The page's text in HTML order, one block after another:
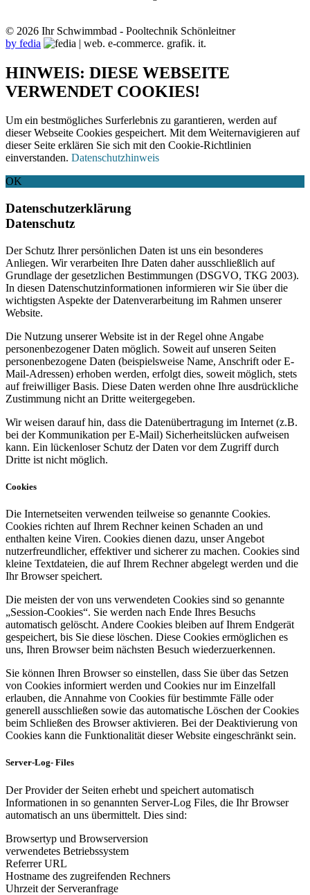
© 2026 Ihr Schwimmbad - Pooltechnik Schönleitner
by fedia
HINWEIS: DIESE WEBSEITE
VERWENDET COOKIES!
Um ein bestmögliches Surferlebnis zu garantieren, werden auf
dieser Webseite Cookies gespeichert. Mit dem Weiternavigieren auf
dieser Seite erklären Sie sich mit den Cookie-Richtlinien
einverstanden. Datenschutzhinweis
OK
Datenschutzerklärung
Datenschutz
Der Schutz Ihrer persönlichen Daten ist uns ein besonderes
Anliegen. Wir verarbeiten Ihre Daten daher ausschließlich auf
Grundlage der gesetzlichen Bestimmungen (DSGVO, TKG 2003).
In diesen Datenschutzinformationen informieren wir Sie über die
wichtigsten Aspekte der Datenverarbeitung im Rahmen unserer
Website.
Die Nutzung unserer Website ist in der Regel ohne Angabe
personenbezogener Daten möglich. Soweit auf unseren Seiten
personenbezogene Daten (beispielsweise Name, Anschrift oder E-
Mail-Adressen) erhoben werden, erfolgt dies, soweit möglich, stets
auf freiwilliger Basis. Diese Daten werden ohne Ihre ausdrückliche
Zustimmung nicht an Dritte weitergegeben.
Wir weisen darauf hin, dass die Datenübertragung im Internet (z.B.
bei der Kommunikation per E-Mail) Sicherheitslücken aufweisen
kann. Ein lückenloser Schutz der Daten vor dem Zugriff durch
Dritte ist nicht möglich.
Cookies
Die Internetseiten verwenden teilweise so genannte Cookies.
Cookies richten auf Ihrem Rechner keinen Schaden an und
enthalten keine Viren. Cookies dienen dazu, unser Angebot
nutzerfreundlicher, effektiver und sicherer zu machen. Cookies sind
kleine Textdateien, die auf Ihrem Rechner abgelegt werden und die
Ihr Browser speichert.
Die meisten der von uns verwendeten Cookies sind so genannte
„Session-Cookies“. Sie werden nach Ende Ihres Besuchs
automatisch gelöscht. Andere Cookies bleiben auf Ihrem Endgerät
gespeichert, bis Sie diese löschen. Diese Cookies ermöglichen es
uns, Ihren Browser beim nächsten Besuch wiederzuerkennen.
Sie können Ihren Browser so einstellen, dass Sie über das Setzen
von Cookies informiert werden und Cookies nur im Einzelfall
erlauben, die Annahme von Cookies für bestimmte Fälle oder
generell ausschließen sowie das automatische Löschen der Cookies
beim Schließen des Browser aktivieren. Bei der Deaktivierung von
Cookies kann die Funktionalität dieser Website eingeschränkt sein.
Server-Log- Files
Der Provider der Seiten erhebt und speichert automatisch
Informationen in so genannten Server-Log Files, die Ihr Browser
automatisch an uns übermittelt. Dies sind:
Browsertyp und Browserversion
verwendetes Betriebssystem
Referrer URL
Hostname des zugreifenden Rechners
Uhrzeit der Serveranfrage